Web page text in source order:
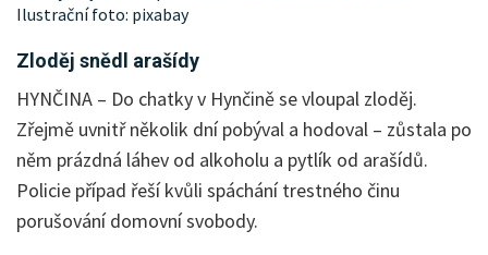
Ilustrační foto: pixabay
Zloděj snědl arašídy
HYNČINA – Do chatky v Hynčině se vloupal zloděj.
Zřejmě uvnitř několik dní pobýval a hodoval – zůstala po
něm prázdná láhev od alkoholu a pytlík od arašídů.
Policie případ řeší kvůli spáchání trestného činu
porušování domovní svobody.